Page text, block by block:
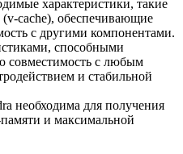
характеристики, такие
(v-cache), обеспечивающие
с другими компонентами.
способными
совместимость с любым
и стабильной
необходима для получения
и максимальной